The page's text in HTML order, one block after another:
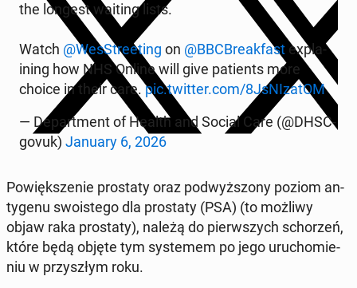
the longest waiting lists.
Watch @We­sStre­eting on @BBC­Bre­ak­fast expla­
ining how NHS Online will give pa­tients more
choice in their care.pic.twitter.com/8JsNI­za­tOM
— De­part­ment of Health and Social Care (@DHSC­
go­vuk) January 6, 2026
Po­więk­sze­nie pro­sta­ty oraz pod­wyż­szo­ny poziom an­
ty­ge­nu swo­iste­go dla pro­sta­ty (PSA) (to możliwy
objaw raka pro­sta­ty), należą do pierw­szych scho­rzeń,
które będą objęte tym sys­te­mem po jego uru­cho­mie­
niu w przy­szłym roku.